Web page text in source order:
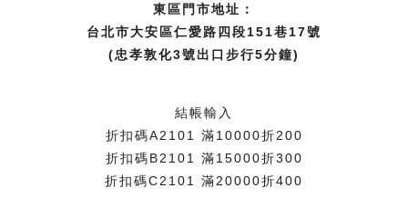
東區門市地址：
台北市大安區仁愛路四段151巷17號
(忠孝敦化3號出口步行5分鐘)
結帳輸入
折扣碼A2101 滿10000折200
折扣碼B2101 滿15000折300
折扣碼C2101 滿20000折400